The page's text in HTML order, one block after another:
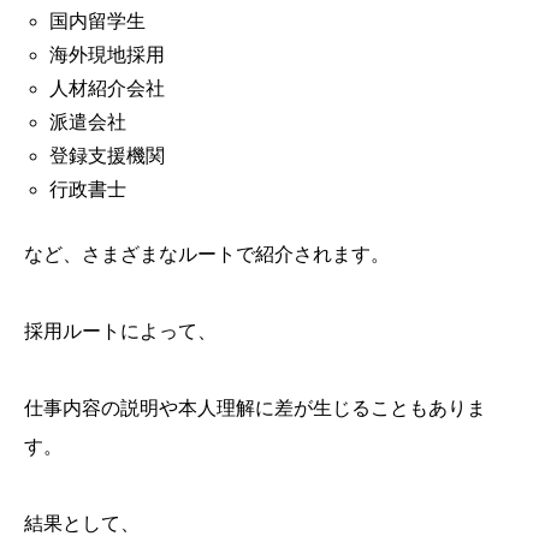
国内留学生
海外現地採用
人材紹介会社
派遣会社
登録支援機関
行政書士
など、さまざまなルートで紹介されます。
採用ルートによって、
仕事内容の説明や本人理解に差が生じることもありま
す。
結果として、